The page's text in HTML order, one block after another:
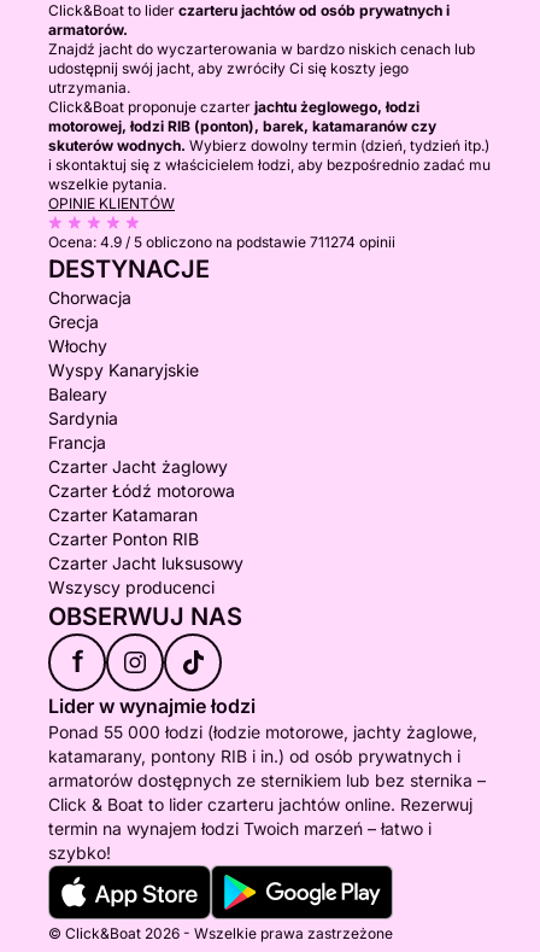
Click&Boat to lider czarteru jachtów od osób prywatnych i
armatorów.
Znajdź jacht do wyczarterowania w bardzo niskich cenach lub
udostępnij swój jacht, aby zwróciły Ci się koszty jego
utrzymania.
Click&Boat proponuje czarter jachtu żeglowego, łodzi
motorowej, łodzi RIB (ponton), barek, katamaranów czy
skuterów wodnych. Wybierz dowolny termin (dzień, tydzień itp.)
i skontaktuj się z właścicielem łodzi, aby bezpośrednio zadać mu
wszelkie pytania.
OPINIE KLIENTÓW
Ocena: 4.9 / 5 obliczono na podstawie 711274 opinii
DESTYNACJE
Chorwacja
Grecja
Włochy
Wyspy Kanaryjskie
Baleary
Sardynia
Francja
Czarter Jacht żaglowy
Czarter Łódź motorowa
Czarter Katamaran
Czarter Ponton RIB
Czarter Jacht luksusowy
Wszyscy producenci
OBSERWUJ NAS
f
Lider w wynajmie łodzi
Ponad 55 000 łodzi (łodzie motorowe, jachty żaglowe,
katamarany, pontony RIB i in.) od osób prywatnych i
armatorów dostępnych ze sternikiem lub bez sternika –
Click & Boat to lider czarteru jachtów online. Rezerwuj
termin na wynajem łodzi Twoich marzeń – łatwo i
szybko!
© Click&Boat 2026 - Wszelkie prawa zastrzeżone